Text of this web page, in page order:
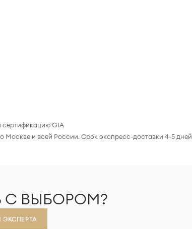
сертификацию GIA
Москве и всей России. Срок экспресс-доставки 4-5 дней
С ВЫБОРОМ?